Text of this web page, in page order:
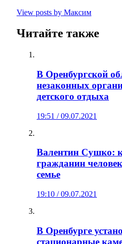
View posts by Максим
Читайте также
В Оренбургской
незаконных
детского отдыха
19:51 / 09.07.2021
Валентин Сушко:
гражданин
семье
19:10 / 09.07.2021
В Оренбурге
стационарные